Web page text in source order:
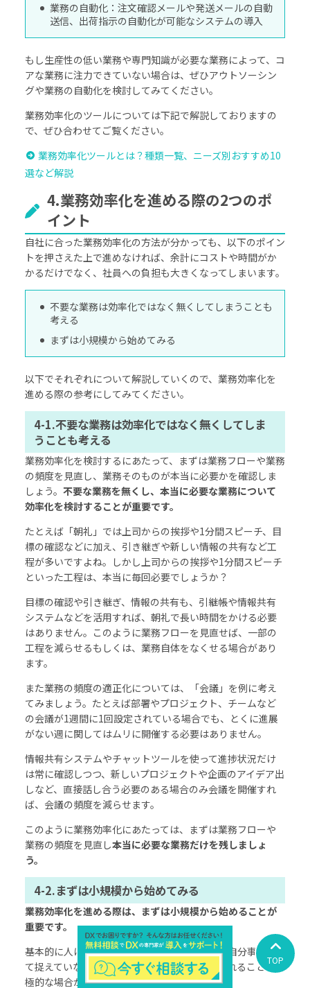
業務の自動化：注文確認メールや発送メールの自動
送信、出荷指示の自動化が可能なシステムの導入
もし生産性の低い業務や専門知識が必要な業務によって、コ
アな業務に注力できていない場合は、ぜひアウトソーシン
グや業務の自動化を検討してみてください。
業務効率化のツールについては下記で解説しておりますの
で、ぜひ合わせてご覧ください。
業務効率化ツールとは？種類一覧、ニーズ別おすすめ10
選など解説
4.業務効率化を進める際の2つのポ
イント
自社に合った業務効率化の方法が分かっても、以下のポイン
トを押さえた上で進めなければ、余計にコストや時間がか
かるだけでなく、社員への負担も大きくなってしまいます。
不要な業務は効率化ではなく無くしてしまうことも
考える
まずは小規模から始めてみる
以下でそれぞれについて解説していくので、業務効率化を
進める際の参考にしてみてください。
4-1.不要な業務は効率化ではなく無くしてしま
うことも考える
業務効率化を検討するにあたって、まずは業務フローや業務
の頻度を見直し、業務そのものが本当に必要かを確認しま
しょう。 不要な業務を無くし、本当に必要な業務について
効率化を検討することが重要です。
たとえば「朝礼」では上司からの挨拶や1分間スピーチ、目
標の確認などに加え、引き継ぎや新しい情報の共有など工
程が多いですよね。しかし上司からの挨拶や1分間スピーチ
といった工程は、本当に毎回必要でしょうか？
目標の確認や引き継ぎ、情報の共有も、引継帳や情報共有
システムなどを活用すれば、朝礼で長い時間をかける必要
はありません。このように業務フローを見直せば、一部の
工程を減らせるもしくは、業務自体をなくせる場合があり
ます。
また業務の頻度の適正化については、「会議」を例に考え
てみましょう。たとえば部署やプロジェクト、チームなど
の会議が1週間に1回設定されている場合でも、とくに進展
がない週に関してはムリに開催する必要はありません。
情報共有システムやチャットツールを使って進捗状況だけ
は常に確認しつつ、新しいプロジェクトや企画のアイデア出
しなど、直接話し合う必要のある場合のみ会議を開催すれ
ば、会議の頻度を減らせます。
このように業務効率化にあたっては、まずは業務フローや
業務の頻度を見直し本当に必要な業務だけを残しましょ
う。
4-2.まずは小規模から始めてみる
業務効率化を進める際は、まずは小規模から始めることが
重要です。
基本的に人は現状維持を好みます。課題意識を自分事とし
て捉えていなければ、新しいアイデアを取り入れることに消
極的な場合が多いです。
TOP